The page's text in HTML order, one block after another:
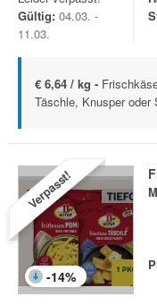
Gültig: 04.03. -
11.03.
€ 6,64 / kg -
Täschle, Knusper
Verpasst!
-14%